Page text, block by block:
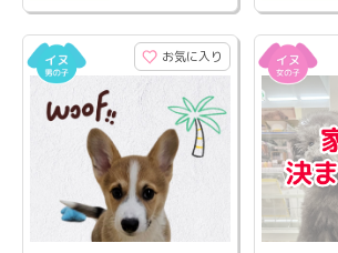
お気に入り